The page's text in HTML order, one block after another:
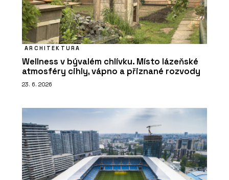
ARCHITEKTURA
Wellness v bývalém chlívku. Místo lázeňské
atmosféry cihly, vápno a přiznané rozvody
23. 6. 2026